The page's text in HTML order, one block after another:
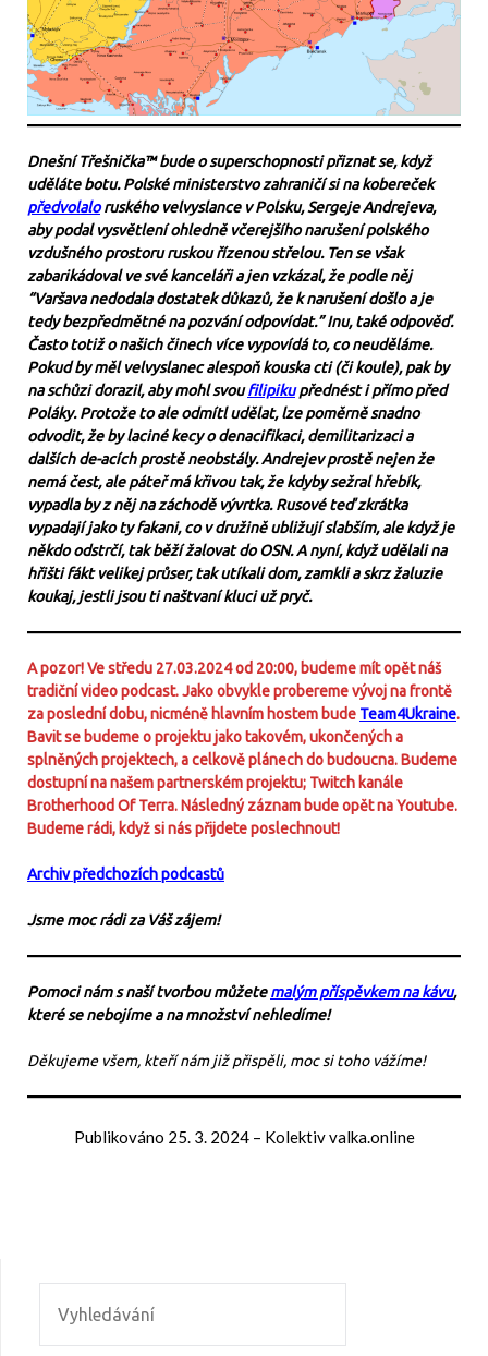
Dnešní Třešnička™ bude o superschopnosti přiznat se, když
uděláte botu.Polské ministerstvo zahraničí si na kobereček
předvolaloruského velvyslance v Polsku, Sergeje Andrejeva,
aby podal vysvětlení ohledně včerejšího narušení polského
vzdušného prostoru ruskou řízenou střelou. Ten se však
zabarikádoval ve své kanceláři a jen vzkázal, že podle něj
“Varšava nedodala dostatek důkazů, že k narušení došlo a je
tedy bezpředmětné na pozvání odpovídat.” Inu, také odpověď.
Často totiž o našich činech více vypovídá to, co neuděláme.
Pokud by měl velvyslanec alespoň kouska cti (či koule), pak by
na schůzi dorazil, aby mohl svoufilipikupřednést i přímo před
Poláky. Protože to ale odmítl udělat, lze poměrně snadno
odvodit, že by laciné kecy o denacifikaci, demilitarizaci a
dalších de-acích prostě neobstály. Andrejev prostě nejen že
nemá čest, ale páteř má křivou tak, že kdyby sežral hřebík,
vypadla by z něj na záchodě vývrtka. Rusové teď zkrátka
vypadají jako ty fakani, co v družině ubližují slabším, ale když je
někdo odstrčí, tak běží žalovat do OSN. A nyní, když udělali na
hřišti fákt velikej průser, tak utíkali dom, zamkli a skrz žaluzie
koukaj, jestli jsou ti naštvaní kluci už pryč.
A pozor! Ve středu 27.03.2024 od 20:00, budeme mít opět náš
tradiční video podcast. Jako obvykle probereme vývoj na frontě
za poslední dobu, nicméně hlavním hostem bude Team4Ukraine.
Bavit se budeme o projektu jako takovém, ukončených a
splněných projektech, a celkově plánech do budoucna. Budeme
dostupní na našem partnerském projektu; Twitch kanále
Brotherhood Of Terra. Následný záznam bude opět na Youtube.
Budeme rádi, když si nás přijdete poslechnout!
Archiv předchozích podcastů
Jsme moc rádi za Váš zájem!
Pomoci nám s naší tvorbou můžetemalým příspěvkem na kávu,
které se nebojíme a na množství nehledíme!
Děkujeme všem, kteří nám již přispěli, moc si toho vážíme!
Publikováno 25. 3. 2024– Kolektiv valka.online